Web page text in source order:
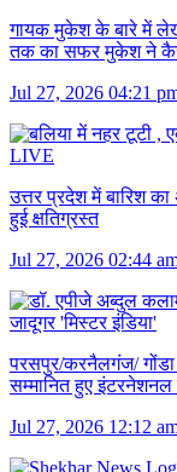
गायक मुकेश के बारे में
तक का सफर मुकेश ने
Jul 27, 2026 04:21
LIVE
उत्तर प्रदेश में बारिश का
हुई क्षतिग्रस्त
Jul 27, 2026 02:44
परसपुर/करनैलगंज/ गोंडा
सम्मानित हुए इंटरनेशनल
Jul 27, 2026 12:12